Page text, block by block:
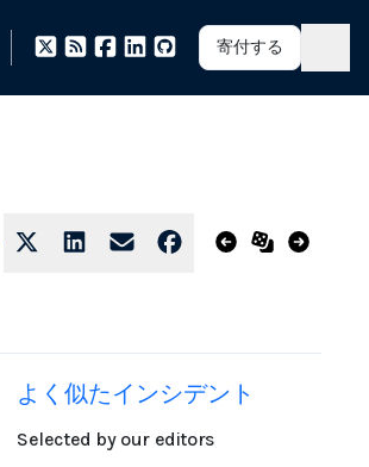
寄付する
よく似たインシデント
Selected by our editors